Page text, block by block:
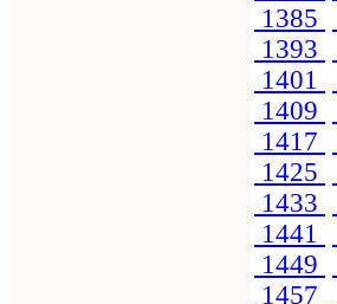
1385
1393
1401
1409
1417
1425
1433
1441
1449
1457